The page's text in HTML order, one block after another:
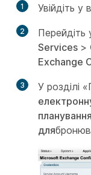
1 Увійдіть у
2 Перейдіть
Services >
Exchange
3 У розділі
для